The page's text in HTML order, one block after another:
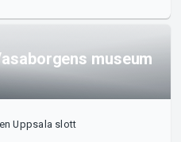
museum
Uppsala slott